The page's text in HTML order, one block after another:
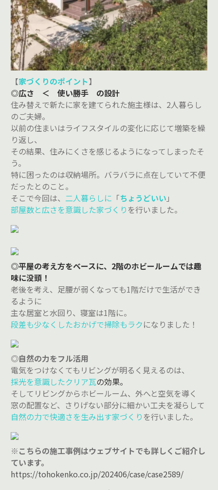
【家づくりのポイント】
◎広さ ＜ 使い勝手 の設計
住み替えで新たに家を建てられた施主様は、2人暮らし
のご夫婦。
以前の住まいはライフスタイルの変化に応じて増築を繰
り返し、
その結果、住みにくさを感じるようになってしまったそ
う。
特に困ったのは収納場所。バラバラに点在していて不便
だったとのこと。
そこで今回は、 二人暮らしに 「ちょうどいい 」
部屋数と広さを意識した家づくり を行いました。
◎平屋の考え方をベースに、2階のホビールームでは趣
味に没頭！
老後を考え、足腰が弱くなっても1階だけで生活ができ
るように
主な居室と水回り、寝室は1階に。
段差も少なくしたおかげで掃除もラクになりました！
◎自然の力をフル活用
電気をつけなくてもリビングが明るく見えるのは、
採光を意識したクリア瓦の効果。
そしてリビングからホビールーム、外へと空気を導く
窓の配置など、さりげない部分に細かい工夫を凝らして
自然の力で快適さを生み出す家づくり を行いました。
※こちらの施工事例はウェブサイトでも詳しくご紹介し
ています。
https://tohokenko.co.jp/202406/case/case2589/